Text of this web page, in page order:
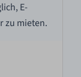
E-
zu mieten.